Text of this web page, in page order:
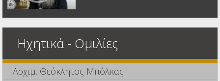
Ηχητικά - Ομιλίες
Αρχιμ. Θεόκλητος Μπόλκας